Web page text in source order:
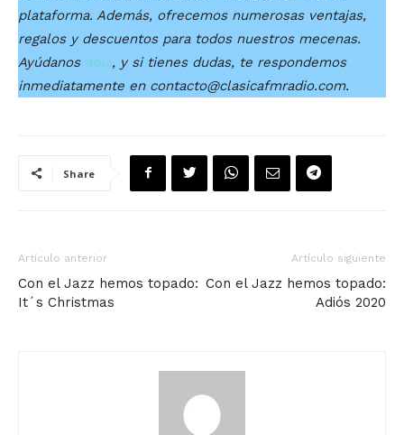
plataforma. Además, ofrecemos numerosas ventajas,
regalos y descuentos para todos nuestros mecenas.
Ayúdanos aquí, y si tienes dudas, te respondemos
inmediatamente en contacto@clasicafmradio.com.
Share
Artículo anterior
Con el Jazz hemos topado:
It´s Christmas
Artículo siguiente
Con el Jazz hemos topado:
Adiós 2020